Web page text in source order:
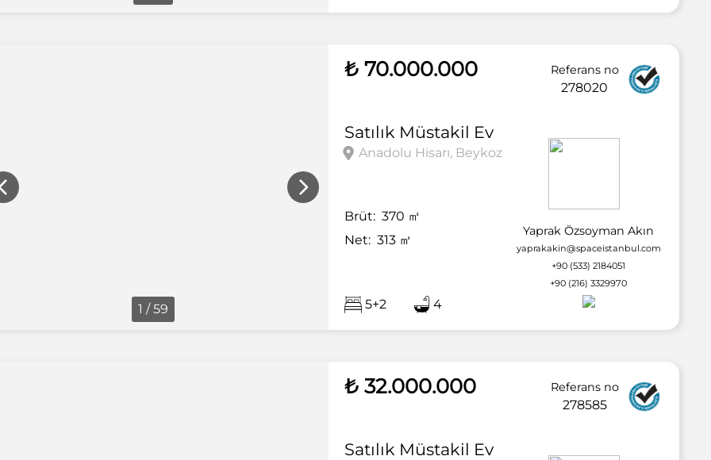
1 / 59
₺ 70.000.000
Satılık Müstakil Ev
Anadolu Hisarı, Beykoz
Brüt: 370 ㎡
Net: 313 ㎡
5+2 4
Referans no
278020
Yaprak Özsoyman Akın
yaprakakin@spaceistanbul.com
+90 (533) 2184051
+90 (216) 3329970
₺ 32.000.000
Satılık Müstakil Ev
Referans no
278585